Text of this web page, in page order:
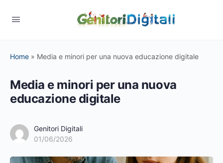
Home » Media e minori per una nuova educazione digitale
Media e minori per una nuova
educazione digitale
Genitori Digitali
01/06/2026